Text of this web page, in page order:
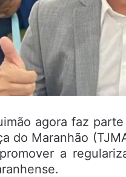
agora faz
do Maranhão
a